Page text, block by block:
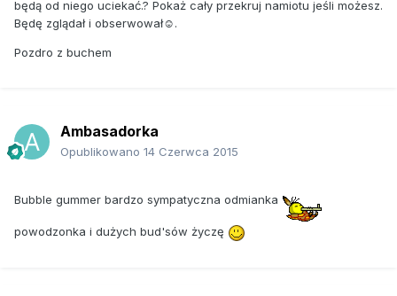
będą od niego uciekać.? Pokaż cały przekruj namiotu jeśli możesz.
Będę zglądał i obserwował☺.
Pozdro z buchem
Ambasadorka
Opublikowano 14 Czerwca 2015
Bubble gummer bardzo sympatyczna odmianka
powodzonka i dużych bud'sów życzę